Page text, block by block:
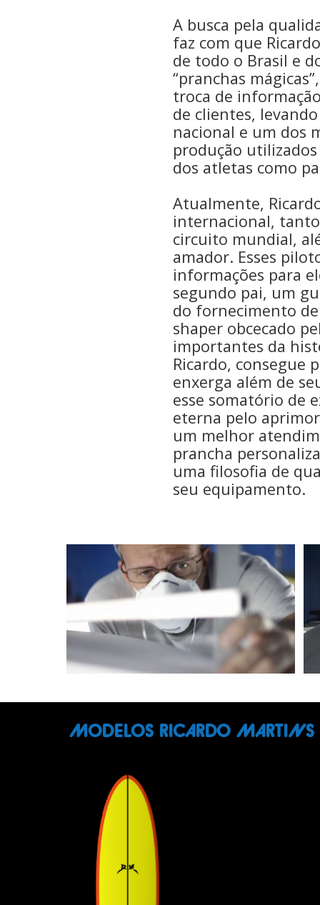
A busca pela
faz com que
de todo o Brasil e
“pranchas
troca de
de clientes,
nacional e um dos
produção
dos atletas como
Atualmente,
internacional,
circuito mundial,
amador. Esses
informações para
segundo pai, um
do fornecimento
shaper obcecado
importantes da
Ricardo, consegue
enxerga além de
esse somatório de
eterna pelo
um melhor
prancha
uma filosofia de
seu equipamento.
MODELOS RICARDO MARTINS